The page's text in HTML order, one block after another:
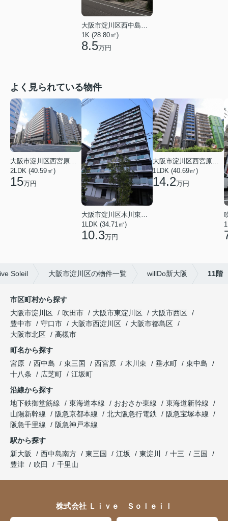
大阪市淀川区西中島６丁目
1K (28.80㎡)
8.5万円
よく見られている物件
大阪市淀川区西宮原１丁目
2LDK (40.59㎡)
15万円
大阪市淀川区木川東４丁目
1LDK (34.71㎡)
10.3万円
大阪市淀川区西宮原１丁目
1LDK (40.69㎡)
14.2万円
Soleil 大阪市淀川区の物件一覧 willDo新大阪 11階
市区町村から探す
大阪市淀川区
吹田市 大阪市東淀川区
大阪市西区
豊中市
守口市 大阪市西淀川区
大阪市都島区
大阪市北区
高槻市
町名から探す
宮原
西中島 東三国 西宮原 木川東 垂水町
東中島
十八条
広芝町
江坂町
沿線から探す
地下鉄御堂筋線
東海道本線 おおさか東線
東海道新幹線
山陽新幹線
阪急京都本線 北大阪急行電鉄
阪急宝塚本線
阪急千里線
阪急神戸本線
駅から探す
新大阪
西中島南方 東三国 江坂 東淀川 十三
三国
豊津
吹田 千里山
株式会社 Ｌｉｖｅ Ｓｏｌｅｉｌ